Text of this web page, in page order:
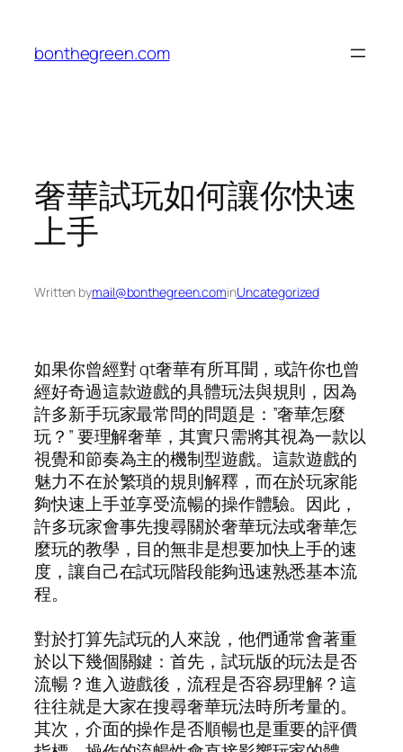
content
bonthegreen.com
奢華試玩如何讓你快速
上手
Written bymail@bonthegreen.cominUncategorized
如果你曾經對 qt奢華有所耳聞，或許你也曾
經好奇過這款遊戲的具體玩法與規則，因為
許多新手玩家最常問的問題是：”奢華怎麼
玩？” 要理解奢華，其實只需將其視為一款以
視覺和節奏為主的機制型遊戲。這款遊戲的
魅力不在於繁瑣的規則解釋，而在於玩家能
夠快速上手並享受流暢的操作體驗。因此，
許多玩家會事先搜尋關於奢華玩法或奢華怎
麼玩的教學，目的無非是想要加快上手的速
度，讓自己在試玩階段能夠迅速熟悉基本流
程。
對於打算先試玩的人來說，他們通常會著重
於以下幾個關鍵：首先，試玩版的玩法是否
流暢？進入遊戲後，流程是否容易理解？這
往往就是大家在搜尋奢華玩法時所考量的。
其次，介面的操作是否順暢也是重要的評價